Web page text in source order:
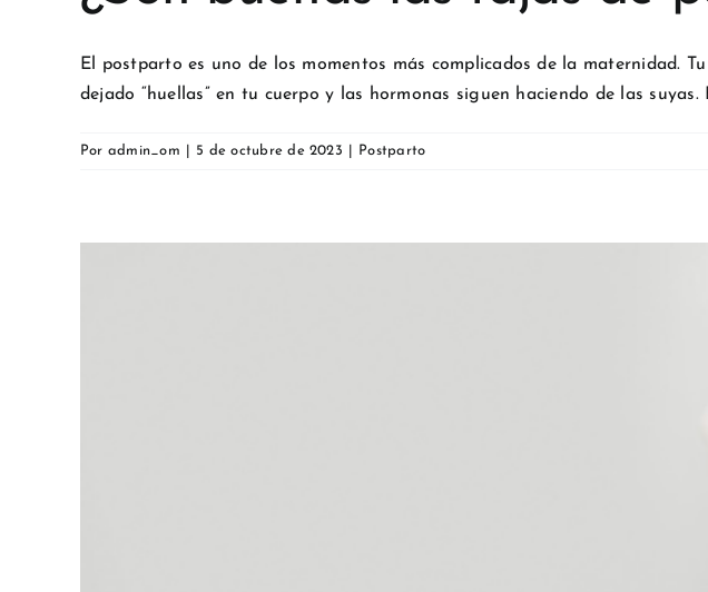
El postparto es uno de los momentos más complicados de la maternidad.
dejado “huellas” en tu cuerpo y las hormonas siguen haciendo de las
Por admin_om 5 de octubre de 2023 Postparto